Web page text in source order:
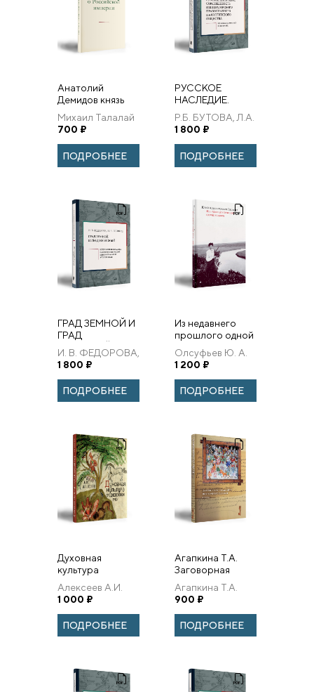
Анатолий
Демидов князь
Сан-Донато
(«Ни-Таг»)
ПИСЬМА О
РОССИЙСКОЙ
ИМПЕРИИ
Михаил Талалай
700 ₽
ПОДРОБНЕЕ
РУССКОЕ
НАСЛЕДИЕ.
СОБСТВЕННОСТЬ
ИМПЕРАТОРСКОГО
ПРАВОСЛАВНОГО
ПАЛЕСТИНСКОГО
ОБЩЕСТВА НА
Р.Б. БУТОВА, Л.А.
ГЕРД
1 800 ₽
ПОДРОБНЕЕ
ГРАД ЗЕМНОЙ И
ГРАД
НЕБЕСНЫЙ:
ИЕРУСАЛИМ В
ОПИСАНИЯХ
ПАЛОМНИКОВ И
РУССКОЙ
И. В. ФЕДОРОВА,
И. А. ПОЛЯКОВ
1 800 ₽
ПОДРОБНЕЕ
Из недавнего
прошлого одной
усадьбы. Буецкий
дом, каким мы
оставили его 5-
го марта 1917
года.
Олсуфьев Ю. А.
1 200 ₽
ПОДРОБНЕЕ
Духовная
культура
средневековой
Руси. А. И.
Алексеев.
Алексеев А.И.
1 000 ₽
ПОДРОБНЕЕ
Агапкина Т.А.
Заговорная
традиция
восточных
славян. Очерки.
Агапкина Т.А.
900 ₽
ПОДРОБНЕЕ